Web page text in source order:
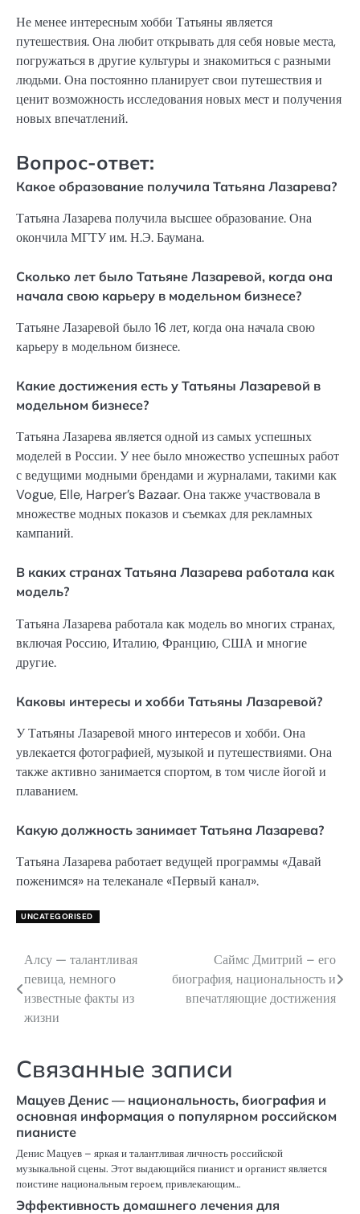
Не менее интересным хобби Татьяны является
путешествия. Она любит открывать для себя новые места,
погружаться в другие культуры и знакомиться с разными
людьми. Она постоянно планирует свои путешествия и
ценит возможность исследования новых мест и получения
новых впечатлений.
Вопрос-ответ:
Какое образование получила Татьяна Лазарева?
Татьяна Лазарева получила высшее образование. Она
окончила МГТУ им. Н.Э. Баумана.
Сколько лет было Татьяне Лазаревой, когда она
начала свою карьеру в модельном бизнесе?
Татьяне Лазаревой было 16 лет, когда она начала свою
карьеру в модельном бизнесе.
Какие достижения есть у Татьяны Лазаревой в
модельном бизнесе?
Татьяна Лазарева является одной из самых успешных
моделей в России. У нее было множество успешных работ
с ведущими модными брендами и журналами, такими как
Vogue, Elle, Harper’s Bazaar. Она также участвовала в
множестве модных показов и съемках для рекламных
кампаний.
В каких странах Татьяна Лазарева работала как
модель?
Татьяна Лазарева работала как модель во многих странах,
включая Россию, Италию, Францию, США и многие
другие.
Каковы интересы и хобби Татьяны Лазаревой?
У Татьяны Лазаревой много интересов и хобби. Она
увлекается фотографией, музыкой и путешествиями. Она
также активно занимается спортом, в том числе йогой и
плаванием.
Какую должность занимает Татьяна Лазарева?
Татьяна Лазарева работает ведущей программы «Давай
поженимся» на телеканале «Первый канал».
UNCATEGORISED
Навигация
по
записям
Алсу — талантливая
певица, немного
известные факты из
жизни
Саймс Дмитрий – его
биография, национальность и
впечатляющие достижения
Связанные записи
Мацуев Денис — национальность, биография и
основная информация о популярном российском
пианисте
Денис Мацуев – яркая и талантливая личность российской
музыкальной сцены. Этот выдающийся пианист и органист является
поистине национальным героем, привлекающим…
Эффективность домашнего лечения для